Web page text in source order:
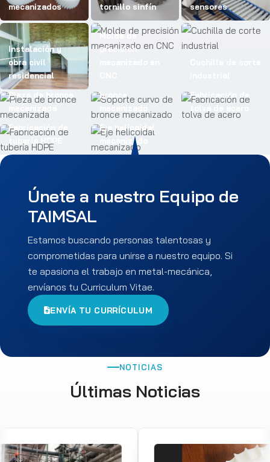
mecanizados
tornillo sinfín
sensores
Instalación y
obra civil
residencial
Molde de
precisión
Pieza de bronce
bronce
mecanizado
Fabricación de
Fabricación de
Eje helicoidal
mecanizado
Únete a nuestro Equipo de
TAIMSAL
Estamos buscando personas talentosas y
comprometidas para unirse a nuestro equipo. Si
te apasiona el trabajo en metal-mecánica,
envíanos tu Curriculum Vitae.
ENVÍA TU CURRÍCULUM
NOTICIAS
Últimas Noticias